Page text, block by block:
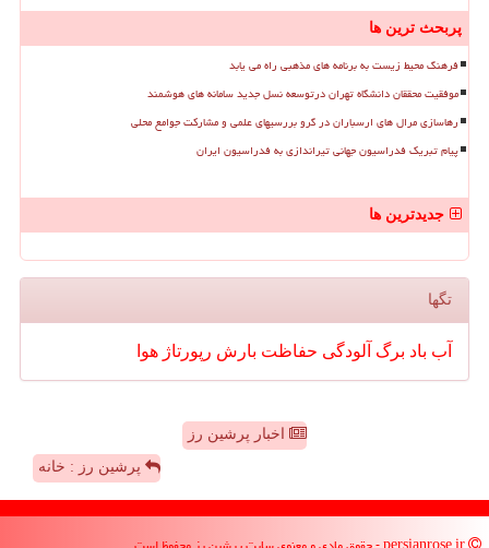
پربحث ترین ها
فرهنگ محیط زیست به برنامه های مذهبی راه می یابد
موفقیت محققان دانشگاه تهران درتوسعه نسل جدید سامانه های هوشمند
رهاسازی مرال های ارسباران در گرو بررسیهای علمی و مشارکت جوامع محلی
پیام تبریک فدراسیون جهانی تیراندازی به فدراسیون ایران
جدیدترین ها
تگها
آب باد برگ آلودگی حفاظت بارش رپورتاژ هوا
اخبار پرشین رز
پرشین رز : خانه